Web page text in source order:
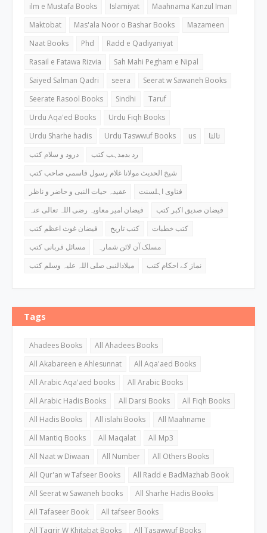
ilm e Mustafa Books
Islamiyat
Maahnama Kanzul Iman
Maktobat
Mas'ala Noor o Bashar Books
Mazameen
Naat Books
Phd
Radd e Qadiyaniyat
Rasail e Fatawa Rizvia
Sah Mahi Pegham e Nipal
Saiyed Salman Qadri
seera
Seerat w Sawaneh Books
Seerate Rasool Books
Sindhi
Taruf
Urdu Aqa'ed Books
Urdu Fiqh Books
Urdu Sharhe hadis
Urdu Taswwuf Books us
ثالثا
درود و سلام کتب
رد بدمذہب کتب
شیخ الحدیث مولانا غلام رسول قاسمی صاحب کتب
عقیدہ حیات النبی و حاضر و ناظر
فتاوی اہلسنت
فیضان امیر معاویہ رضی اللہ تعالی عنہ
فیضان صدیق اکبر کتب
فیضان غوث اعظم کتب
کتب تاریخ
کتب خطبات
مسائل قربانی کتب
مسلک آن لائن شمارہ
میلادالنبی صلی اللہ علیہ وسلم کتب
نماز کے احکام کتب
Tags
Ahadees Books
All Ahadees Books
All Akabareen e Ahlesunnat
All Aqa'aed Books
All Arabic Aqa'aed books
All Arabic Books
All Arabic Hadis Books
All Darsi Books
All Fiqh Books
All Hadis Books
All islahi Books
All Maahname
All Mantiq Books
All Maqalat
All Mp3
All Naat w Diwaan
All Number
All Others Books
All Qur'an w Tafseer Books
All Radd e BadMazhab Book
All Seerat w Sawaneh books
All Sharhe Hadis Books
All Tafaseer Book
All tafseer Books
All Taqrir W Khitabat Books
All Tasawwuf Books